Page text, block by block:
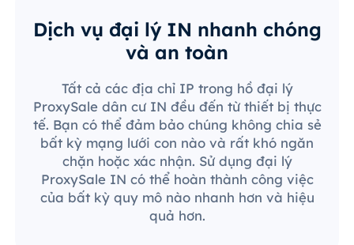
Dịch vụ đại lý IN nhanh chóng
và an toàn
Tất cả các địa chỉ IP trong hồ đại lý
ProxySale dân cư IN đều đến từ thiết bị thực
tế. Bạn có thể đảm bảo chúng không chia sẻ
bất kỳ mạng lưới con nào và rất khó ngăn
chặn hoặc xác nhận. Sử dụng đại lý
ProxySale IN có thể hoàn thành công việc
của bất kỳ quy mô nào nhanh hơn và hiệu
quả hơn.